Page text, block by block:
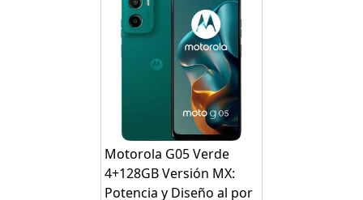
Motorola G05 Verde
4+128GB Versión MX:
Potencia y Diseño al por